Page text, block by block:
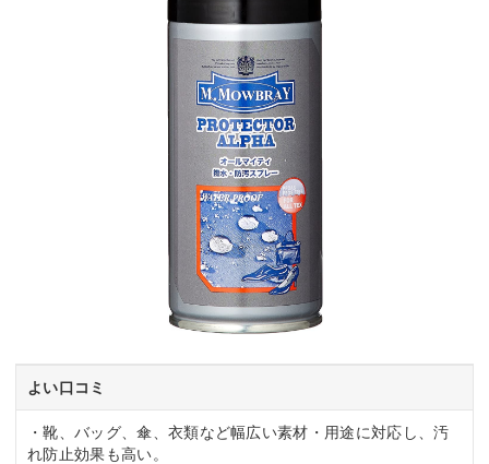
よい口コミ
・靴、バッグ、傘、衣類など幅広い素材・用途に対応し、汚
れ防止効果も高い。